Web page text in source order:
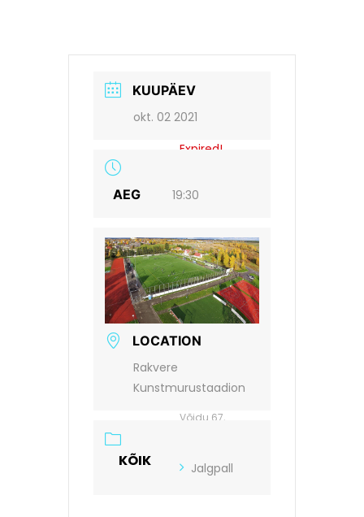
KUUPÄEV
okt. 02 2021
Expired!
AEG 19:30
LOCATION
Rakvere
Kunstmurustaadion
Võidu 67,
KÕIK Jalgpall